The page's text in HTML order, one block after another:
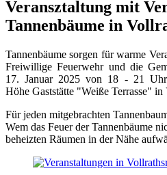
Veransztaltung mit
Tannenbäume in
Tannenbäume sorgen für warme
Freiwillige Feuerwehr und die
17. Januar 2025 von 18 - 21 Uhr
Höhe Gaststätte "Weiße Terrasse" in
Für jeden mitgebrachten
Wem das Feuer der Tannenbäume
beheizten Räumen in der Nähe